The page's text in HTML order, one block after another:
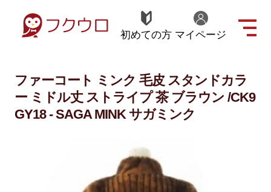
初めての方 マイページ
ファーコート ミンク 毛皮 スタンドカラ
ー ミドル丈 ストライプ 茶 ブラウン /CK9
GY18 - SAGA MINK サガミンク